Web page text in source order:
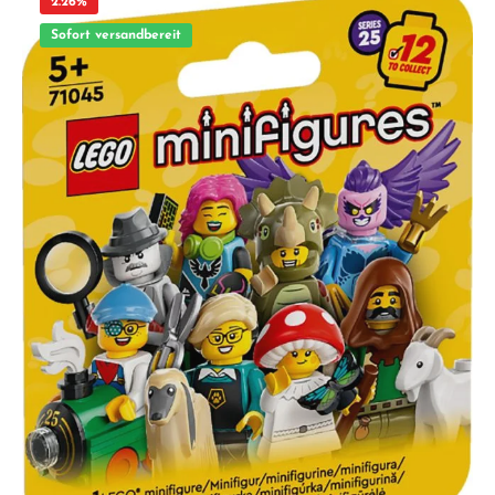
ausgestattet. Highlights 16 einzigartige LEGO® Minifiguren zum Sammeln (Serie
20 – 71027) Jede Tüte enthält 1 Figur + mind. 1 Zubehörelement +
Sammlerbroschüre Ideal zum Erweitern vorhandener LEGO Sets oder als kleines
Geschenk Fördert Fantasie, Kreativität und Rollenspiel Original LEGO® Qualität
– seit 1958 kompatibel und passgenau Lieferumfang 1 x versiegelte LEGO®
Überraschungstüte (Serie 20 – 71027) mit 1 zufälligen Minifigur Hinweis: Keine
Vorauswahl möglich. Jede Tüte enthält genau 1 zufällige Figur. Bei
Mehrfachkäufen können Duplikate auftreten. Technische Angaben
Altersempfehlung: ab 5 Jahren Teile: ca. 8 (je nach Figur) Serie: LEGO®
Minifigures 71027 – Serie 20 ACHTUNG! Erstickungsgefahr. Verschluckbare
Kleinteile. Nicht geeignet für Kinder unter 3 Jahren.
Sofort versandbereit